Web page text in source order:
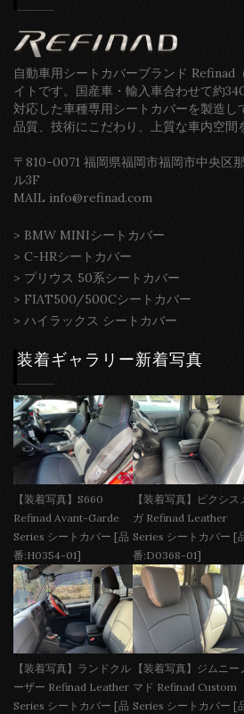
自動車用シートカバーブランド Refinad
イトです。国産車・輸入車合わせて約
対応した車種専用シートカバーを製造し
品質、技術にこだわり、上質な車内空間
〒810-0071 福岡県福岡市福岡市中央区
ル3F
MAIL info@refinad.com
> BMW MINIシートカバー
> C-HRシートカバー
> プリウス 50系シートカバー
> FIAT500/500Cシートカバー
> ハイラックス シートカバー
装着ギャラリー新着写真
【装着写真】S660
Refinad Avant-Garde
Series シートカバー [品
番:H0354-01]
【装着写真】ピクシス
ガ Refinad Leather
Series シートカバー [
番:D0368-01]
【装着写真】ランドクル
ーザー Refinad Leather
Series シートカバー [品
【装着写真】ジムニー
マド Refinad Custom
Series シートカバー [